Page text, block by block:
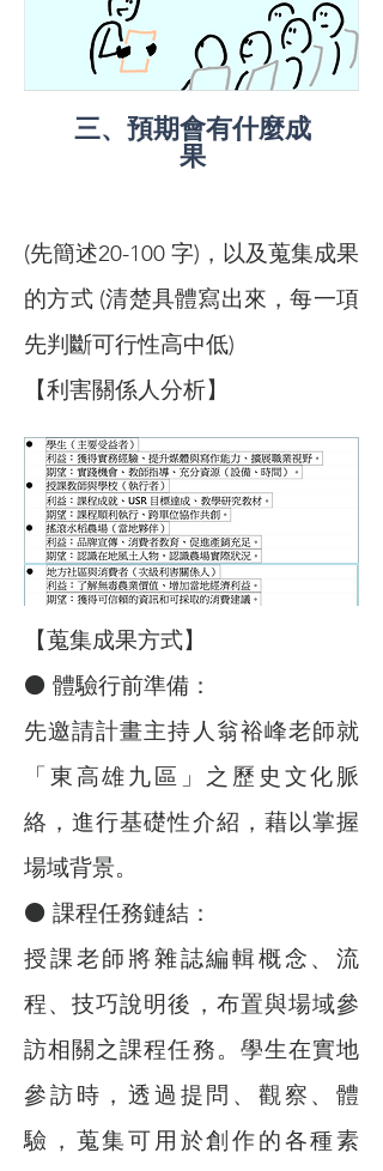
三、預期會有什麼成
果
(先簡述20-100 字)，以及蒐集成果
的方式 (清楚具體寫出來，每一項
先判斷可行性高中低)
【利害關係人分析】
【蒐集成果方式】
⚫ 體驗行前準備：
先邀請計畫主持人翁裕峰老師就
「東高雄九區」之歷史文化脈
絡，進行基礎性介紹，藉以掌握
場域背景。
⚫ 課程任務鏈結：
授課老師將雜誌編輯概念、流
程、技巧說明後，布置與場域參
訪相關之課程任務。學生在實地
參訪時，透過提問、觀察、體
驗，蒐集可用於創作的各種素